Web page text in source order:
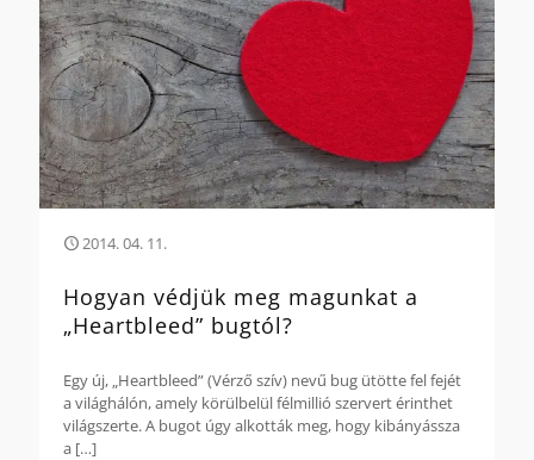
2014. 04. 11.
Hogyan védjük meg magunkat a
„Heartbleed” bugtól?
Egy új, „Heartbleed” (Vérző szív) nevű bug ütötte fel fejét
a világhálón, amely körülbelül félmillió szervert érinthet
világszerte. A bugot úgy alkották meg, hogy kibányássza
a […]